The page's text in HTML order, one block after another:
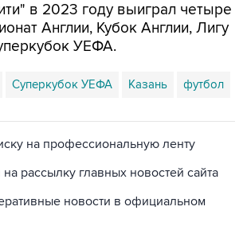
в 2023 году выиграл четыре
Англии, Кубок Англии, Лигу
УЕФА.
Суперкубок УЕФА Казань футбол
на профессиональную ленту
рассылку главных новостей сайта
новости в официальном